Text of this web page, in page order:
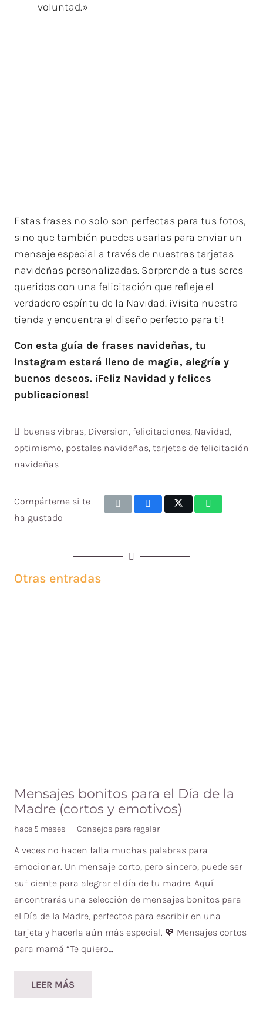
voluntad.»
Estas frases no solo son perfectas para tus fotos,
sino que también puedes usarlas para enviar un
mensaje especial a través de nuestras tarjetas
navideñas personalizadas. Sorprende a tus seres
queridos con una felicitación que refleje el
verdadero espíritu de la Navidad. ¡Visita nuestra
tienda y encuentra el diseño perfecto para ti!
Con esta guía de frases navideñas, tu
Instagram estará lleno de magia, alegría y
buenos deseos. ¡Feliz Navidad y felices
publicaciones!
buenas vibras, Diversion,felicitaciones, Navidad,
optimismo, postales navideñas, tarjetas de felicitación
navideñas
Compárteme si te
ha gustado
Otras entradas
Mensajes bonitos para el Día de la
Madre (cortos y emotivos)
hace 5 meses Consejos para regalar
A veces no hacen falta muchas palabras para
emocionar. Un mensaje corto, pero sincero, puede ser
suficiente para alegrar el día de tu madre. Aquí
encontrarás una selección de mensajes bonitos para
el Día de la Madre, perfectos para escribir en una
tarjeta y hacerla aún más especial. 💖 Mensajes cortos
para mamá “Te quiero…
LEER MÁS